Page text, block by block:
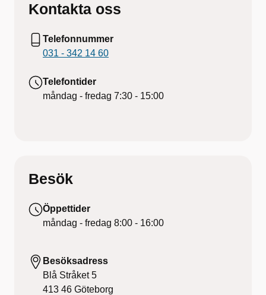
Kontakta oss
Telefonnummer
031 - 342 14 60
Telefontider
måndag - fredag 7:30 - 15:00
Besök
Öppettider
måndag - fredag 8:00 - 16:00
Besöksadress
Blå Stråket 5
413 46 Göteborg